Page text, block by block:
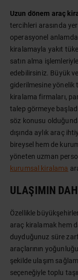
Uzun dönem araç
tercihleri arasında yer
operasyonel
kiralamayla yakıt
satın alma
edebilirsiniz. Büyük
giderilmesine yönelik
kiralama firmaları,
talep görmeye
söz konusu
dışında aylık araç
bireysel hem de
yöneten uzman
kurumsal kiralama
ULAŞIMIN
Özellikle
araç kiralamak hem
duyduğunuz süre
araçlarının
şekilde ulaşım
seçeneğiyle toplu